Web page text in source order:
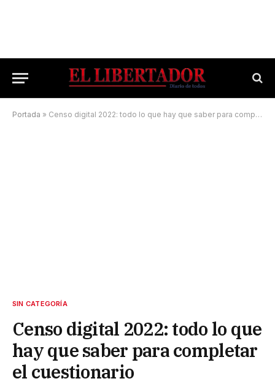
Portada » Censo digital 2022: todo lo que hay que saber para completar el cuestionario
SIN CATEGORÍA
Censo digital 2022: todo lo que
hay que saber para completar
el cuestionario